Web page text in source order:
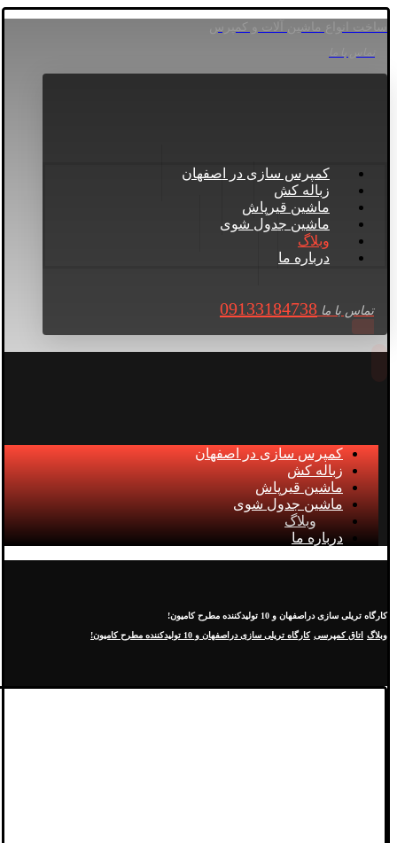
ساخت انواع ماشین آلات و کمپرس
کمپرس سازی در اصفهان
زباله کش
ماشین قیرپاش
ماشین جدول شوی
وبلاگ
درباره ما
تماس با ما 09133184738
کمپرس سازی در اصفهان
زباله کش
ماشین قیرپاش
ماشین جدول شوی
وبلاگ
درباره ما
کارگاه تریلی سازی دراصفهان و 10 تولیدکننده مطرح کامیون!
وبلاگ اتاق کمپرسی کارگاه تریلی سازی دراصفهان و 10 تولیدکننده مطرح کامیون!